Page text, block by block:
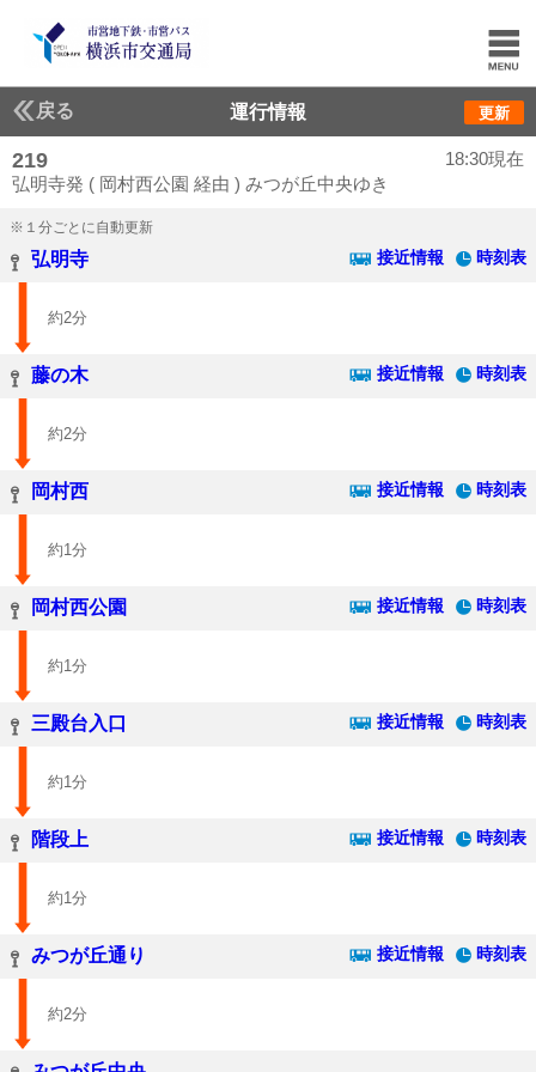
戻る 運行情報 更新
219
弘明寺発 ( 岡村西公園 経由 ) みつが丘中央ゆき
18:30現在
※１分ごとに自動更新
弘明寺 接近情報 時刻表
約2分
藤の木 接近情報 時刻表
約2分
岡村西 接近情報 時刻表
約1分
岡村西公園 接近情報 時刻表
約1分
三殿台入口 接近情報 時刻表
約1分
階段上 接近情報 時刻表
約1分
みつが丘通り 接近情報 時刻表
約2分